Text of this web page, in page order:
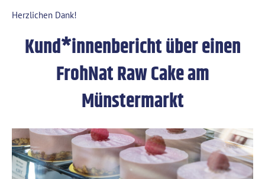
Herzlichen Dank!
Kund*innenbericht über einen
FrohNat Raw Cake am
Münstermarkt